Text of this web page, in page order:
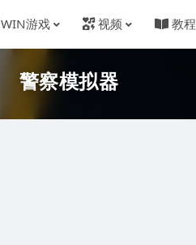
WIN游戏 视频 教程
警察模拟器